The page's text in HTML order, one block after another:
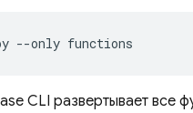
CLI развертывает все